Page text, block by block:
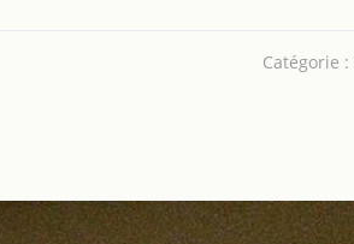
Catégorie :